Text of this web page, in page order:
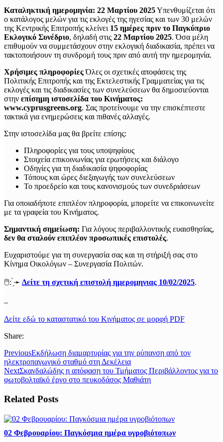
Καταληκτική ημερομηνία: 22 Μαρτίου 2025Υπενθυμίζεται ότι
ο κατάλογος μελών για τις εκλογές της ηγεσίας και των 30 μελών
της Κεντρικής Επιτροπής κλείνει 15 ημέρες πριν το Παγκύπριο
Εκλογικό Συνέδριο, δηλαδή στις 22 Μαρτίου 2025. Όσα μέλη
επιθυμούν να συμμετάσχουν στην εκλογική διαδικασία, πρέπει να
τακτοποιήσουν τη συνδρομή τους πριν από αυτή την ημερομηνία.
Χρήσιμες πληροφορίεςΌλες οι σχετικές αποφάσεις της
Πολιτικής Επιτροπής και της Εκτελεστικής Γραμματείας για τις
εκλογές και τις διαδικασίες των συνελεύσεων θα δημοσιεύονται
στην επίσημη ιστοσελίδα του Κινήματος:
www.cyprusgreens.org. Σας προτείνουμε να την επισκέπτεστε
τακτικά για ενημερώσεις και πιθανές αλλαγές.
Στην ιστοσελίδα μας θα βρείτε επίσης:
Πληροφορίες για τους υποψηφίους
Στοιχεία επικοινωνίας για ερωτήσεις και διάλογο
Οδηγίες για τη διαδικασία ψηφοφορίας
Τόπους και ώρες διεξαγωγής των συνελεύσεων
Το προεδρείο και τους κανονισμούς των συνεδριάσεων
Για οποιαδήποτε επιπλέον πληροφορία, μπορείτε να επικοινωνείτε
με τα γραφεία του Κινήματος.
Σημαντική σημείωση: Για λόγους περιβαλλοντικής ευαισθησίας,
δεν θα σταλούν επιπλέον προσωπικές επιστολές.
Ευχαριστούμε για τη συνεργασία σας και τη στήριξή σας στο
Κίνημα Οικολόγων – Συνεργασία Πολιτών.
🖱️: ̗̀➛ Δείτε τη σχετική επιστολή ημερομηνιας 10/02/2025.
–
Δείτε εδώ το καταστατικό του Κινήματος σε μορφή PDF
Share:
PreviousΕκδήλωση διαμαρτυρίας για την ρύπανση από τον
ηλεκτροπαγωγικό σταθμό στη Δεκέλεια
NextΣκανδαλώδης η απόφαση του Τμήματος Περιβάλλοντος για το
φωτοβολταϊκό έργο στο πευκοδάσος Μαθιάτη
Related Posts
02 Φεβρουαρίου: Παγκόσμια ημέρα υγροβιότοπων